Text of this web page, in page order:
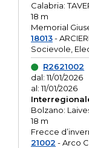
Calabria:
18 m
Memorial
18013-
Socievole,
R2621002
dal: 11/01/2026
al: 11/01/2026
Bolzano:
18 m
Frecce
21002 - Arco